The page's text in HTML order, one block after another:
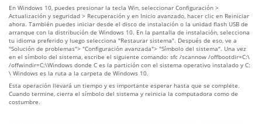
En Windows 10, puedes presionar la tecla Win, seleccionar Configuración >
Actualización y seguridad > Recuperación y en Inicio avanzado, hacer clic en Reiniciar
ahora. También puedes iniciar desde el disco de instalación o la unidad flash USB de
arranque con la distribución de Windows 10. En la pantalla de instalación, selecciona
tu idioma preferido y luego selecciona "Restaurar sistema". Después de eso, ve a
"Solución de problemas"> "Configuración avanzada"> "Símbolo del sistema". Una vez
en el símbolo del sistema, escribe el siguiente comando: sfc /scannow /offbootdir=C:\
/offwindir=C:\Windows donde C es la partición con el sistema operativo instalado y C:
\ Windows es la ruta a la carpeta de Windows 10.
Esta operación llevará un tiempo y es importante esperar hasta que se complete.
Cuando termine, cierra el símbolo del sistema y reinicia la computadora como de
costumbre.